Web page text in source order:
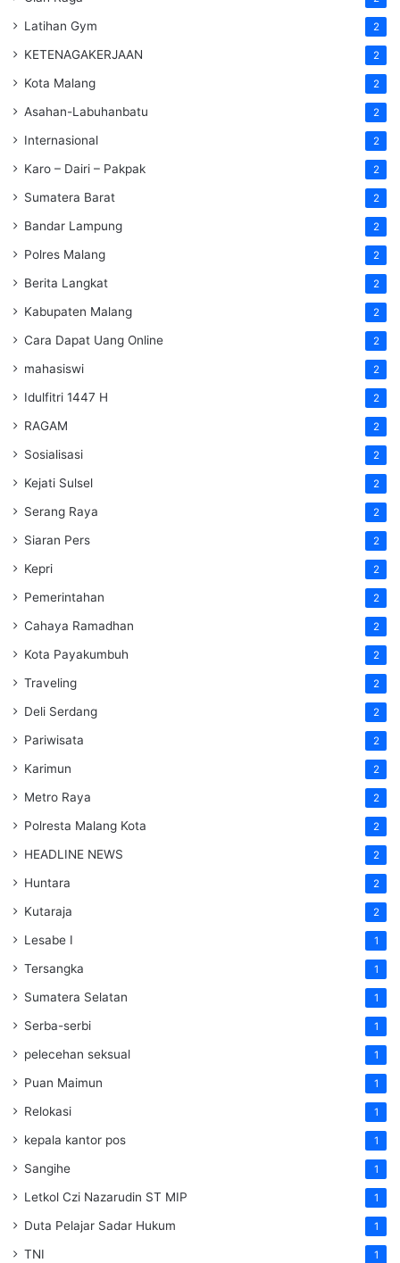
Latihan Gym 2
KETENAGAKERJAAN 2
Kota Malang 2
Asahan-Labuhanbatu 2
Internasional 2
Karo – Dairi – Pakpak 2
Sumatera Barat 2
Bandar Lampung 2
Polres Malang 2
Berita Langkat 2
Kabupaten Malang 2
Cara Dapat Uang Online 2
mahasiswi 2
Idulfitri 1447 H 2
RAGAM 2
Sosialisasi 2
Kejati Sulsel 2
Serang Raya 2
Siaran Pers 2
Kepri 2
Pemerintahan 2
Cahaya Ramadhan 2
Kota Payakumbuh 2
Traveling 2
Deli Serdang 2
Pariwisata 2
Karimun 2
Metro Raya 2
Polresta Malang Kota 2
HEADLINE NEWS 2
Huntara 2
Kutaraja 2
Lesabe I 1
Tersangka 1
Sumatera Selatan 1
Serba-serbi 1
pelecehan seksual 1
Puan Maimun 1
Relokasi 1
kepala kantor pos 1
Sangihe 1
Letkol Czi Nazarudin ST MIP 1
Duta Pelajar Sadar Hukum 1
TNI 1